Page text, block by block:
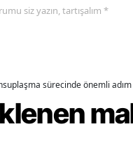
siz yazın, tartışalım *
sürecinde önemli adım